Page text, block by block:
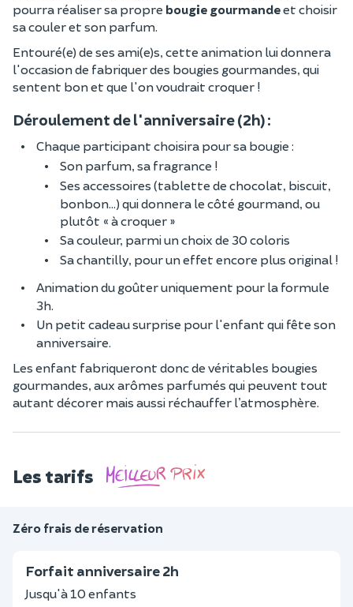
pourra réaliser sa propre bougie gourmandeet choisir
sa couler et son parfum.
Entouré(e) de ses ami(e)s, cette animation lui donnera
l'occasion de fabriquer des bougies gourmandes, qui
sentent bon et que l'on voudrait croquer !
Déroulement de l'anniversaire (2h) :
Chaque participant choisira pour sa bougie :
Son parfum, sa fragrance !
Ses accessoires (tablette de chocolat, biscuit,
bonbon...) qui donnera le côté gourmand, ou
plutôt « à croquer »
Sa couleur, parmi un choix de 30 coloris
Sa chantilly, pour un effet encore plus original !
Animation du goûter uniquement pour la formule
3h.
Un petit cadeau surprise pour l'enfant qui fête son
anniversaire.
Les enfant fabriqueront donc de véritables bougies
gourmandes, aux arômes parfumés qui peuvent tout
autant décorer mais aussi réchauffer l’atmosphère.
Les tarifs
Zéro frais de réservation
Forfait anniversaire 2h
Jusqu'à 10 enfants